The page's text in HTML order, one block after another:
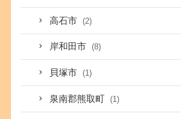
高石市 (2)
岸和田市 (8)
貝塚市 (1)
泉南郡熊取町 (1)